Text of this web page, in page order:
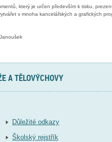
který je určen především k tisku,
v mnoha kancelářských a grafických
A TĚLOVÝCHOVY
Důležité odkazy
Školský rejstřík